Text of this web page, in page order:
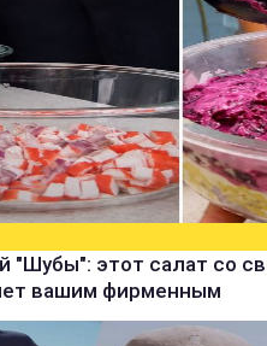
"Шубы": этот салат со
вашим фирменным